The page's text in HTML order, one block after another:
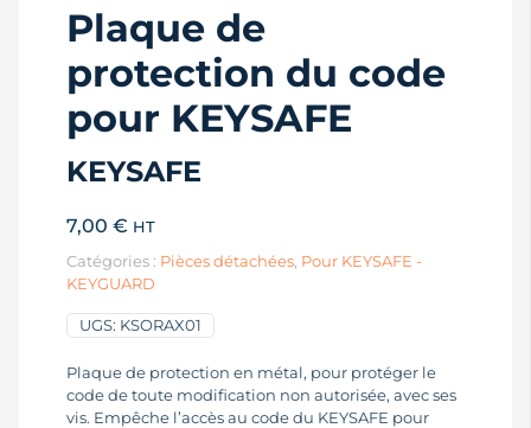
Plaque de
protection du code
pour KEYSAFE
KEYSAFE
7,00 € HT
Catégories : Pièces détachées Pour KEYSAFE -
KEYGUARD
UGS: KSORAX01
Plaque de protection en métal, pour protéger le
code de toute modification non autorisée, avec ses
vis. Empêche l’accès au code du KEYSAFE pour